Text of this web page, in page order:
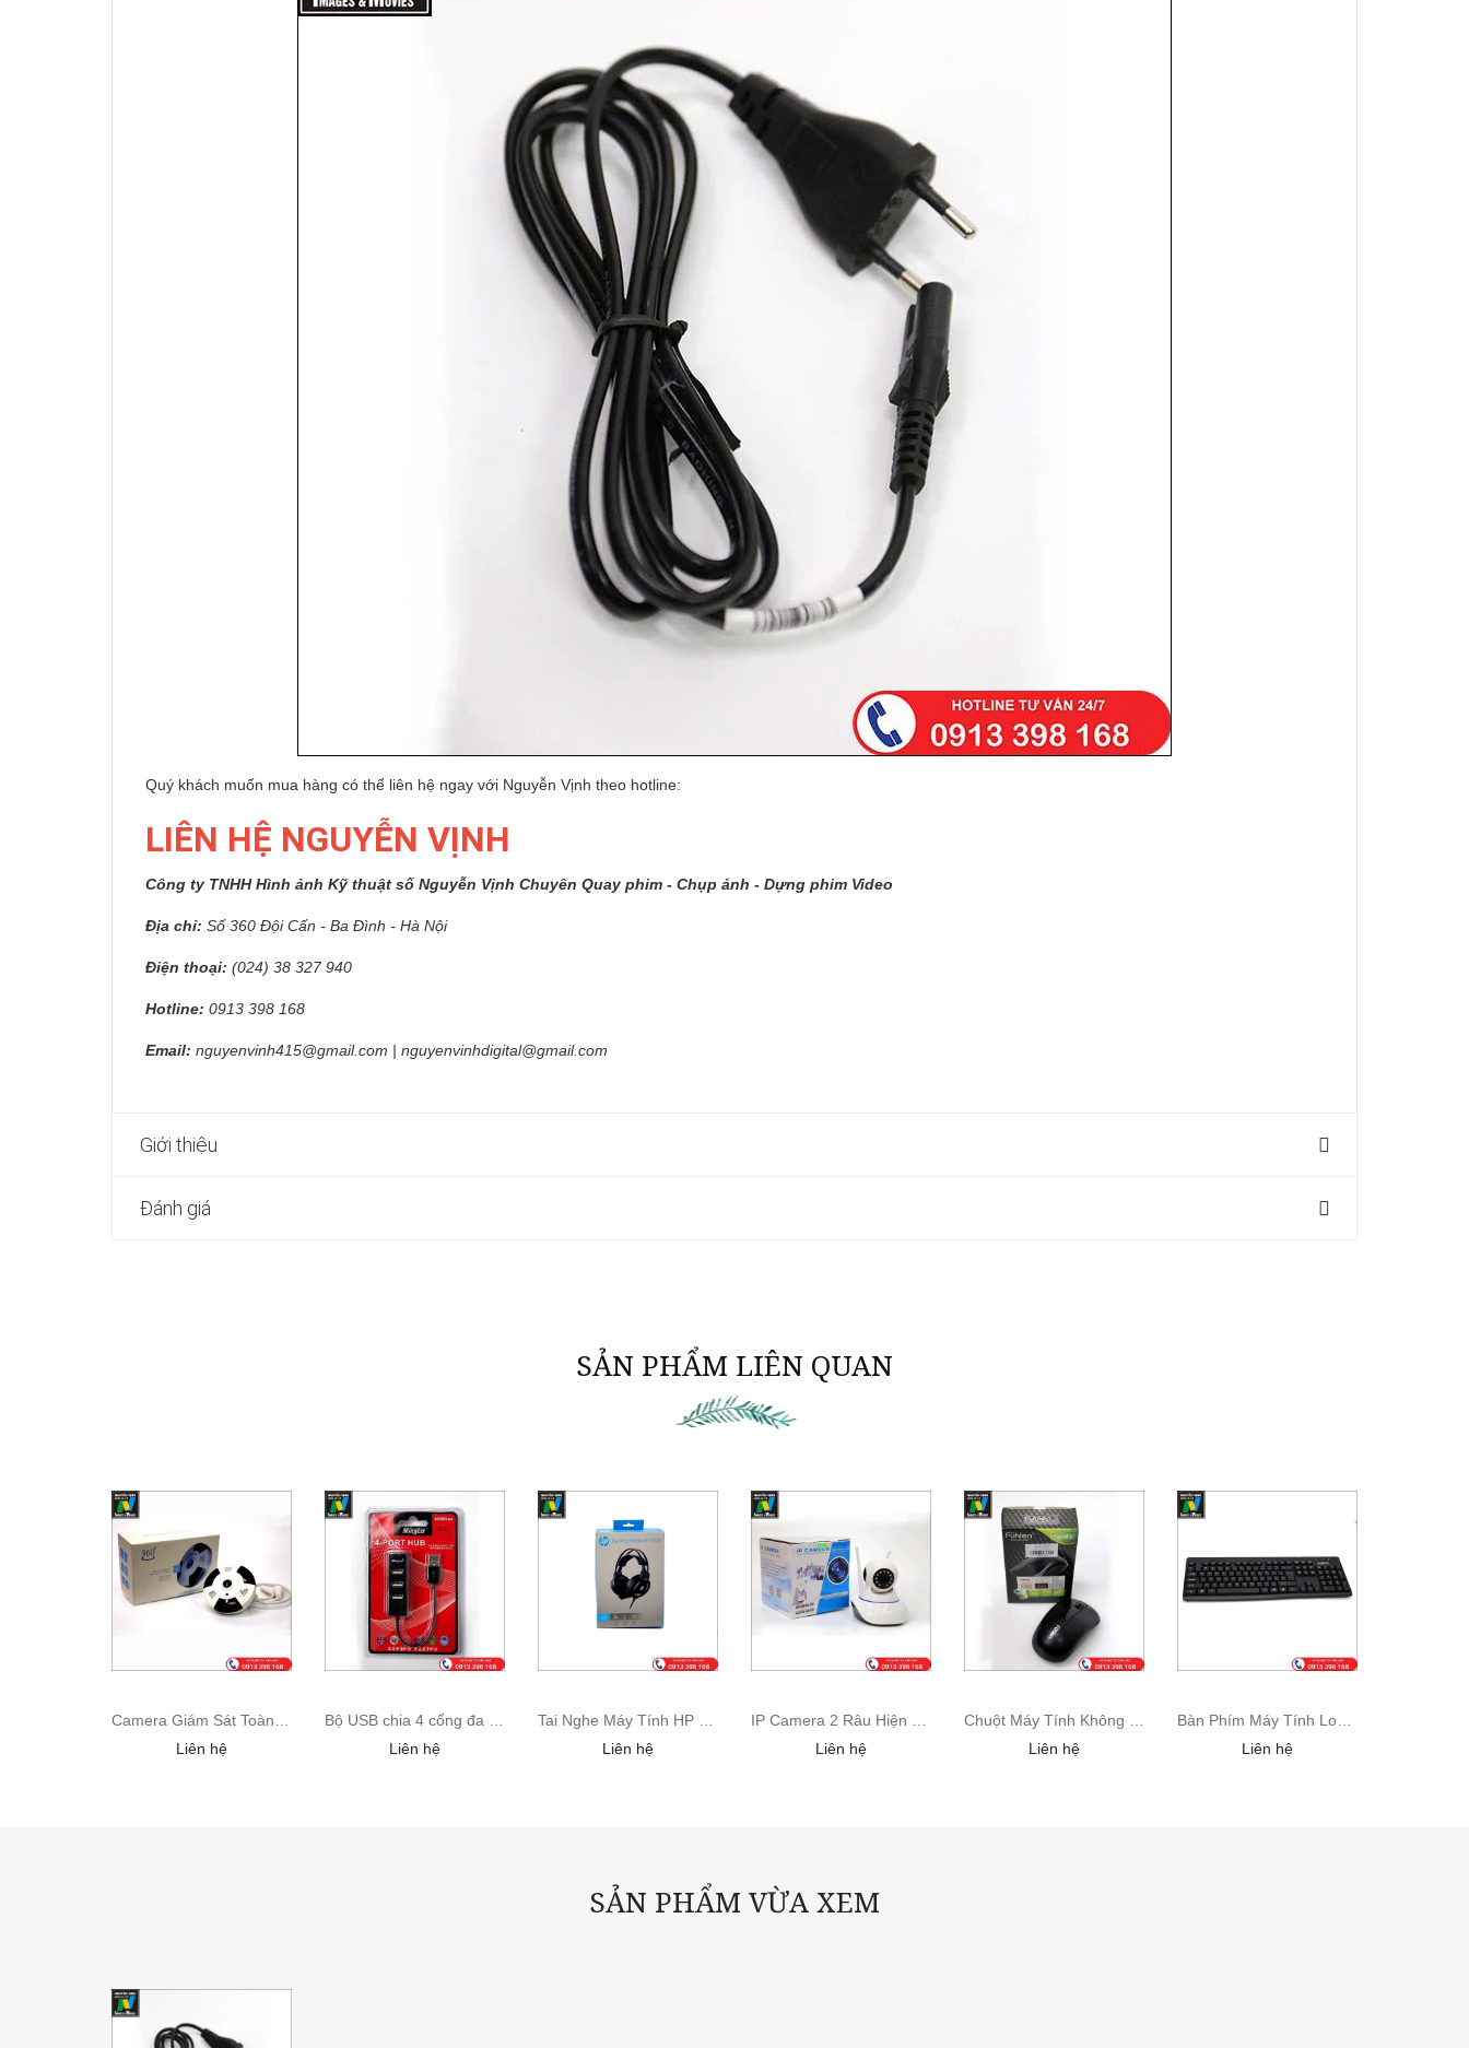
Quý khách muốn mua hàng có thể liên hệ ngay với Nguyễn Vịnh theo hotline:
LIÊN HỆ NGUYỄN VỊNH
Công ty TNHH Hình ảnh Kỹ thuật số Nguyễn Vịnh Chuyên Quay phim - Chụp ảnh - Dựng phim Video
Địa chỉ: Số 360 Đội Cấn - Ba Đình - Hà Nội
Điện thoại: (024) 38 327 940
Hotline: 0913 398 168
Email: nguyenvinh415@gmail.com | nguyenvinhdigital@gmail.com
Giới thiệu
Đánh giá
SẢN PHẨM LIÊN QUAN
Liên hệ
Liên hệ
Liên hệ
Liên hệ
Liên hệ
Liên hệ
SẢN PHẨM VỪA XEM